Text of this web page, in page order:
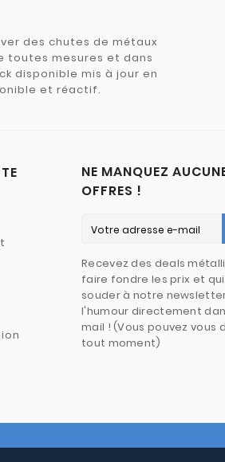
des chutes de métaux
toutes mesures et dans
disponible mis à jour en
et réactif.
NE MANQUEZ
OFFRES !
Recevez des deals
faire fondre les prix et
souder à notre
l'humour directement
mail ! (Vous pouvez vous
tout moment)